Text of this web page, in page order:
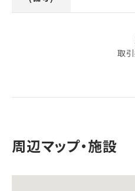
取
周辺マップ・施設